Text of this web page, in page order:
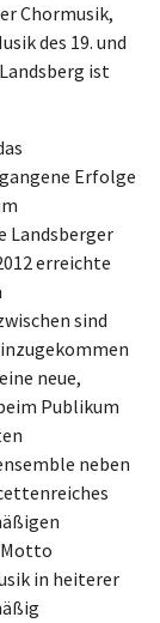
Chormusik,
des 19. und
ist
Erfolge
Landsberger
erreichte
sind
neue,
Publikum
neben
in heiterer